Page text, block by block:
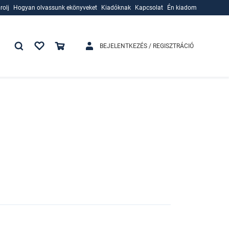
Hogyan olvassunk ekönyveket
Kiadóknak
Kapcsolat Én kiadom
BEJELENTKEZÉS / REGISZTRÁCIÓ